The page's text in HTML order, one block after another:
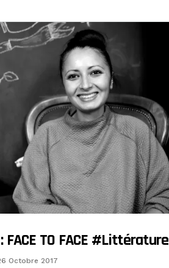
: FACE TO FACE #littérature
Octobre 2017